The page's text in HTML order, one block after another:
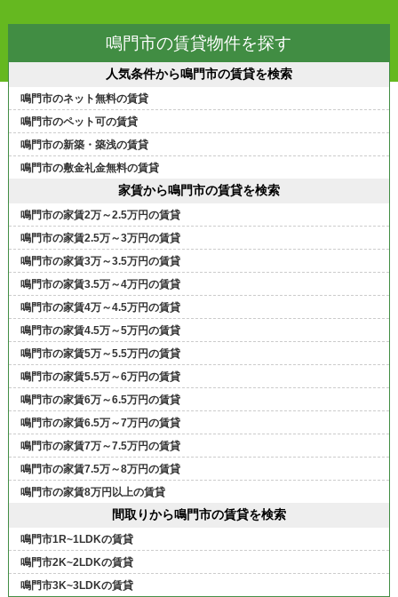
鳴門市の賃貸物件を探す
人気条件から鳴門市の賃貸を検索
鳴門市のネット無料の賃貸
鳴門市のペット可の賃貸
鳴門市の新築・築浅の賃貸
鳴門市の敷金礼金無料の賃貸
家賃から鳴門市の賃貸を検索
鳴門市の家賃2万～2.5万円の賃貸
鳴門市の家賃2.5万～3万円の賃貸
鳴門市の家賃3万～3.5万円の賃貸
鳴門市の家賃3.5万～4万円の賃貸
鳴門市の家賃4万～4.5万円の賃貸
鳴門市の家賃4.5万～5万円の賃貸
鳴門市の家賃5万～5.5万円の賃貸
鳴門市の家賃5.5万～6万円の賃貸
鳴門市の家賃6万～6.5万円の賃貸
鳴門市の家賃6.5万～7万円の賃貸
鳴門市の家賃7万～7.5万円の賃貸
鳴門市の家賃7.5万～8万円の賃貸
鳴門市の家賃8万円以上の賃貸
間取りから鳴門市の賃貸を検索
鳴門市1R~1LDKの賃貸
鳴門市2K~2LDKの賃貸
鳴門市3K~3LDKの賃貸